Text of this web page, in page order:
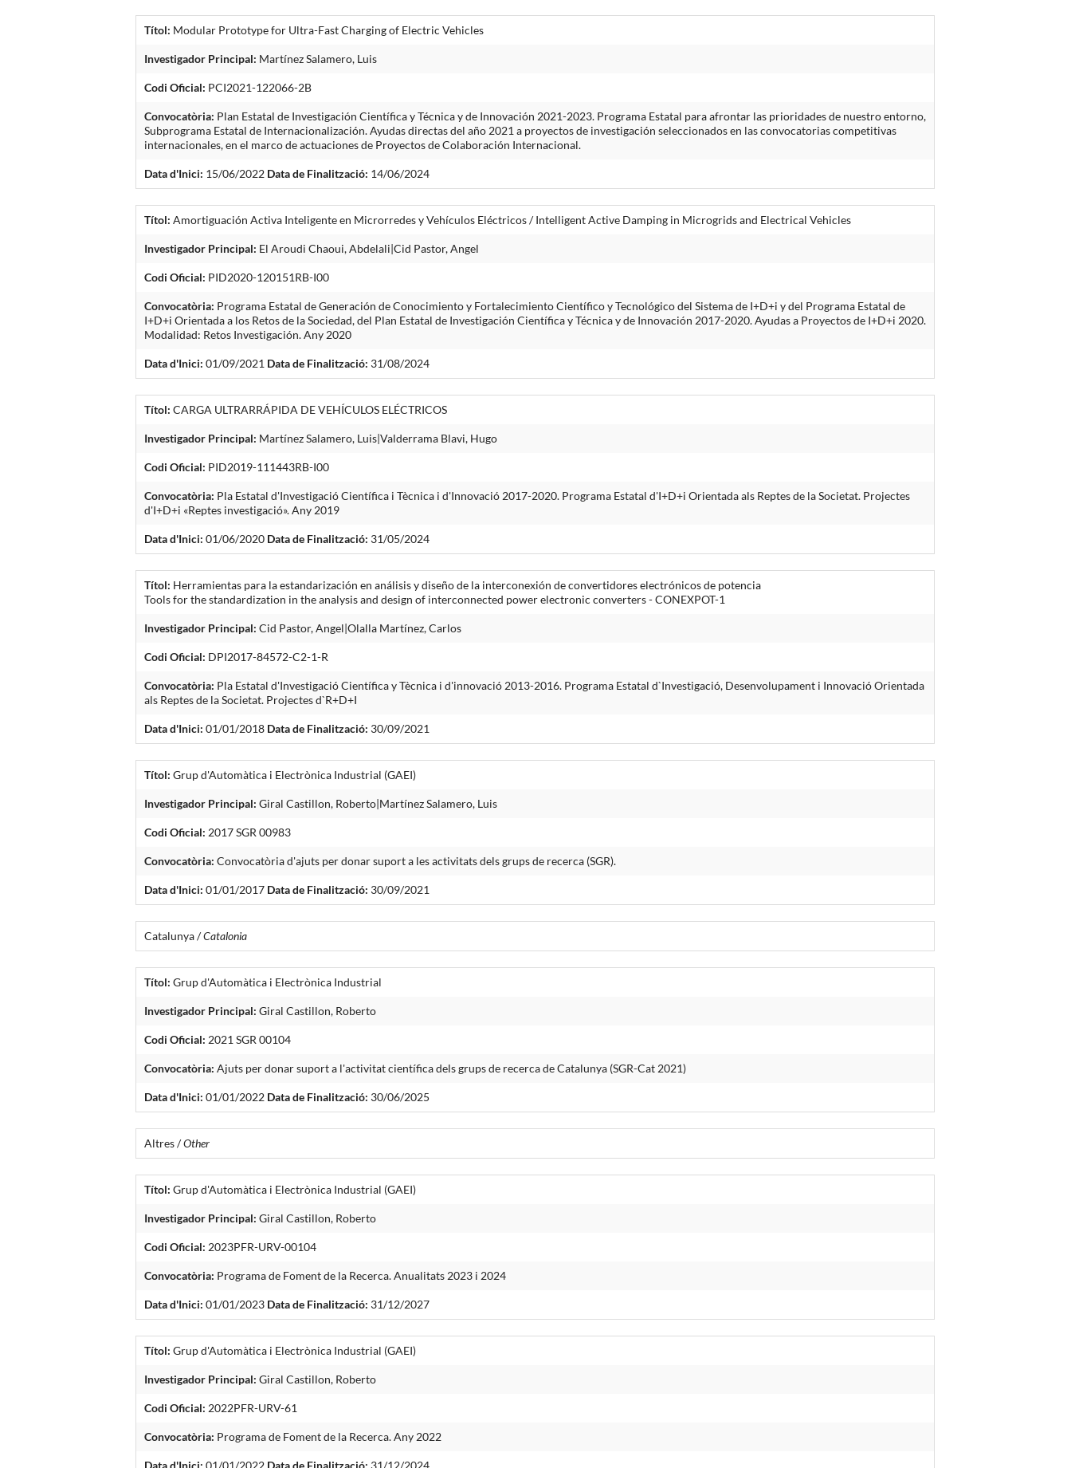
Títol: Modular Prototype for Ultra-Fast Charging of Electric Vehicles
Investigador Principal: Martínez Salamero, Luis
Codi Oficial: PCI2021-122066-2B
Convocatòria: Plan Estatal de Investigación Científica y Técnica y de Innovación 2021-2023. Programa Estatal para afrontar las prioridades de nuestro entorno,
Subprograma Estatal de Internacionalización. Ayudas directas del año 2021 a proyectos de investigación seleccionados en las convocatorias competitivas
internacionales, en el marco de actuaciones de Proyectos de Colaboración Internacional.
Data d'Inici: 15/06/2022 Data de Finalització: 14/06/2024
Títol: Amortiguación Activa Inteligente en Microrredes y Vehículos Eléctricos / Intelligent Active Damping in Microgrids and Electrical Vehicles
Investigador Principal: El Aroudi Chaoui, Abdelali|Cid Pastor, Angel
Codi Oficial: PID2020-120151RB-I00
Convocatòria: Programa Estatal de Generación de Conocimiento y Fortalecimiento Científico y Tecnológico del Sistema de I+D+i y del Programa Estatal de
I+D+i Orientada a los Retos de la Sociedad, del Plan Estatal de Investigación Científica y Técnica y de Innovación 2017-2020. Ayudas a Proyectos de I+D+i 2020.
Modalidad: Retos Investigación. Any 2020
Data d'Inici: 01/09/2021 Data de Finalització: 31/08/2024
Títol: CARGA ULTRARRÁPIDA DE VEHÍCULOS ELÉCTRICOS
Investigador Principal: Martínez Salamero, Luis|Valderrama Blavi, Hugo
Codi Oficial: PID2019-111443RB-I00
Convocatòria: Pla Estatal d'Investigació Científica i Tècnica i d'Innovació 2017-2020. Programa Estatal d'I+D+i Orientada als Reptes de la Societat. Projectes
d'I+D+i «Reptes investigació». Any 2019
Data d'Inici: 01/06/2020 Data de Finalització: 31/05/2024
Títol: Herramientas para la estandarización en análisis y diseño de la interconexión de convertidores electrónicos de potencia
Tools for the standardization in the analysis and design of interconnected power electronic converters - CONEXPOT-1
Investigador Principal: Cid Pastor, Angel|Olalla Martínez, Carlos
Codi Oficial: DPI2017-84572-C2-1-R
Convocatòria: Pla Estatal d'Investigació Científica y Tècnica i d'innovació 2013-2016. Programa Estatal d`Investigació, Desenvolupament i Innovació Orientada
als Reptes de la Societat. Projectes d`R+D+I
Data d'Inici: 01/01/2018 Data de Finalització: 30/09/2021
Títol: Grup d'Automàtica i Electrònica Industrial (GAEI)
Investigador Principal: Giral Castillon, Roberto|Martínez Salamero, Luis
Codi Oficial: 2017 SGR 00983
Convocatòria: Convocatòria d'ajuts per donar suport a les activitats dels grups de recerca (SGR).
Data d'Inici: 01/01/2017 Data de Finalització: 30/09/2021
Catalunya /Catalonia
Títol: Grup d'Automàtica i Electrònica Industrial
Investigador Principal: Giral Castillon, Roberto
Codi Oficial: 2021 SGR 00104
Convocatòria: Ajuts per donar suport a l'activitat científica dels grups de recerca de Catalunya (SGR-Cat 2021)
Data d'Inici: 01/01/2022 Data de Finalització: 30/06/2025
Altres /Other
Títol: Grup d'Automàtica i Electrònica Industrial (GAEI)
Investigador Principal: Giral Castillon, Roberto
Codi Oficial: 2023PFR-URV-00104
Convocatòria: Programa de Foment de la Recerca. Anualitats 2023 i 2024
Data d'Inici: 01/01/2023 Data de Finalització: 31/12/2027
Títol: Grup d'Automàtica i Electrònica Industrial (GAEI)
Investigador Principal: Giral Castillon, Roberto
Codi Oficial: 2022PFR-URV-61
Convocatòria: Programa de Foment de la Recerca. Any 2022
Data d'Inici: 01/01/2022 Data de Finalització: 31/12/2024